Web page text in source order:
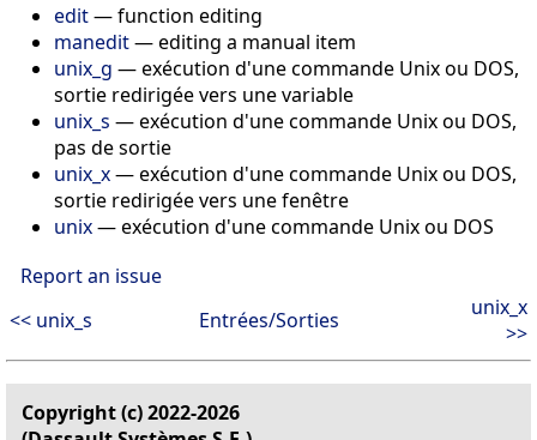
edit— function editing
manedit— editing a manual item
unix_g — exécution d'une commande Unix ou DOS,
sortie redirigée vers une variable
unix_s — exécution d'une commande Unix ou DOS,
pas de sortie
unix_x— exécution d'une commande Unix ou DOS,
sortie redirigée vers une fenêtre
unix— exécution d'une commande Unix ou DOS
Report an issue
<< unix_s
Entrées/Sorties
unix_x
>>
Copyright (c) 2022-2026